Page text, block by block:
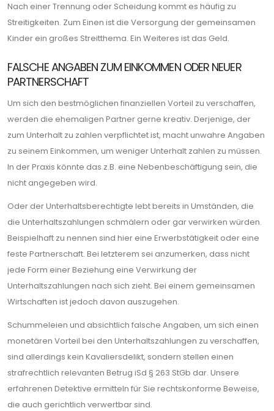
Nach einer Trennung oder Scheidung kommt es häufig zu
Streitigkeiten. Zum Einen ist die Versorgung der gemeinsamen
Kinder ein großes Streitthema. Ein Weiteres ist das Geld.
FALSCHE ANGABEN ZUM EINKOMMEN ODER NEUER
PARTNERSCHAFT
Um sich den bestmöglichen finanziellen Vorteil zu verschaffen,
werden die ehemaligen Partner gerne kreativ. Derjenige, der
zum Unterhalt zu zahlen verpflichtet ist, macht unwahre Angaben
zu seinem Einkommen, um weniger Unterhalt zahlen zu müssen.
In der Praxis könnte das z.B. eine Nebenbeschäftigung sein, die
nicht angegeben wird.
Oder der Unterhaltsberechtigte lebt bereits in Umständen, die
die Unterhaltszahlungen schmälern oder gar verwirken würden.
Beispielhaft zu nennen sind hier eine Erwerbstätigkeit oder eine
feste Partnerschaft. Bei letzterem sei anzumerken, dass nicht
jede Form einer Beziehung eine Verwirkung der
Unterhaltszahlungen nach sich zieht. Bei einem gemeinsamen
Wirtschaften ist jedoch davon auszugehen.
Schummeleien und absichtlich falsche Angaben, um sich einen
monetären Vorteil bei den Unterhaltszahlungen zu verschaffen,
sind allerdings kein Kavaliersdelikt, sondern stellen einen
strafrechtlich relevanten Betrug iSd § 263 StGb dar. Unsere
erfahrenen Detektive ermitteln für Sie rechtskonforme Beweise,
die auch gerichtlich verwertbar sind.